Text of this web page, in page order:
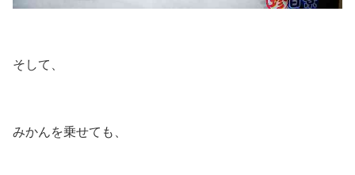
そして、
みかんを乗せても、